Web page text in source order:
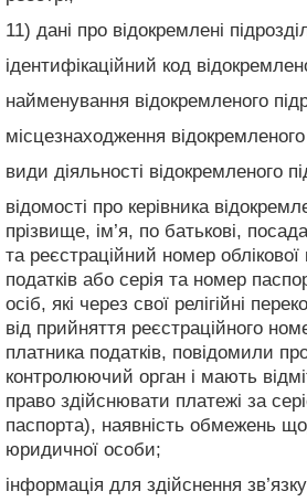
11) дані про відокремлені
ідентифікаційний код
найменування відокремленого
місцезнаходження відокремленого
види діяльності відокремленого
відомості про керівника
прізвище, ім’я, по батькові,
та реєстраційний номер облікової
податків або серія та номер
осіб, які через свої релігійні
від прийняття реєстраційного
платника податків, повідомили
контролюючий орган і мають
право здійснювати платежі за
паспорта), наявність обмежень
юридичної особи;
інформація для здійснення